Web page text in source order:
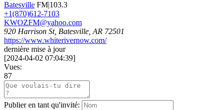
Batesville FM|103.3
+1(870)612-7103
KWOZFM@yahoo.com
920 Harrison St, Batesville, AR 72501
https://www.whiterivernow.com/
dernière mise à jour
[2024-04-02 07:04:39]
Vues:
87
Publier en tant qu'invité: